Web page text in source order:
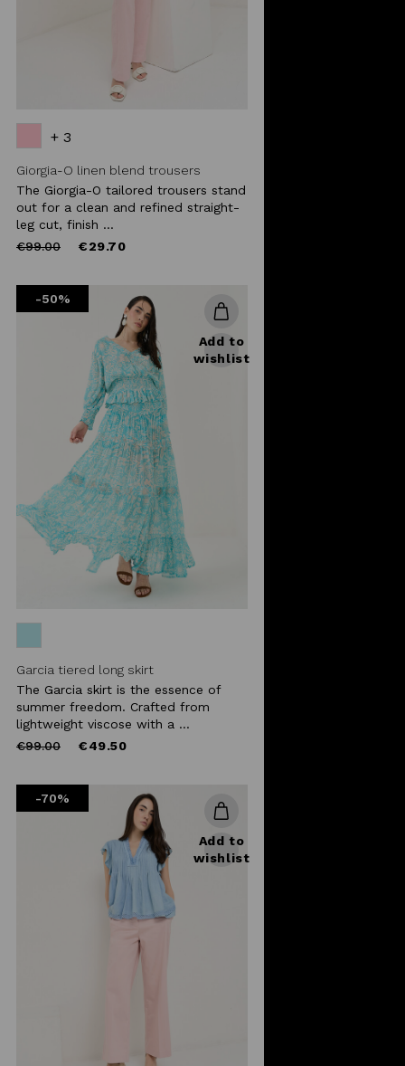
+ 3
Giorgia-O linen blend trousers
The Giorgia-O tailored trousers stand
out for a clean and refined straight-
leg cut, finish ...
Price
€99.00to €29.70
-50%
Add to
wishlist
Garcia tiered long skirt
The Garcia skirt is the essence of
summer freedom. Crafted from
lightweight viscose with a ...
Price
€99.00to €49.50
-70%
Add to
wishlist